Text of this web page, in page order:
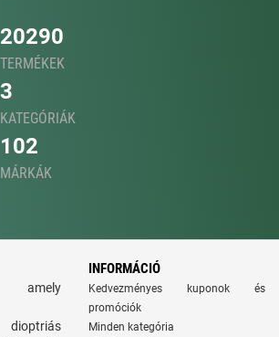
20290
TERMÉKEK
3
KATEGÓRIÁK
102
MÁRKÁK
INFORMÁCIÓ
Kedvezményes kuponok és
promóciók
Minden kategória